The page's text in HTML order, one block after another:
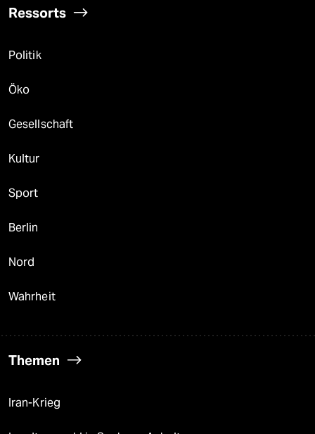
Ressorts
Politik
Öko
Gesellschaft
Kultur
Sport
Berlin
Nord
Wahrheit
Themen
Iran-Krieg